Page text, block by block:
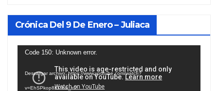
Crónica Del 9 De Enero – Juliaca
Reproductor
vídeo
Code 150: Unknown error.
Descargar archivo: https://www.youtube.com/watch?
v=EhSPkop8KPY&_=2